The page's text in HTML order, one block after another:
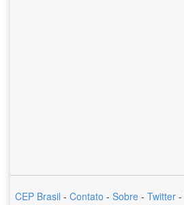
CEP Brasil - Contato - Sobre - Twitter -